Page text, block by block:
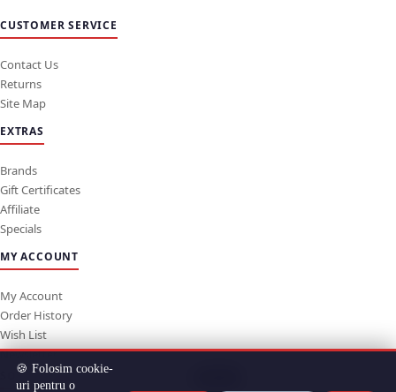
CUSTOMER SERVICE
Contact Us
Returns
Site Map
EXTRAS
Brands
Gift Certificates
Affiliate
Specials
MY ACCOUNT
My Account
Order History
Wish List
Newsletter
SOCIAL MEDIA
🍪 Folosim cookie-
uri pentru o